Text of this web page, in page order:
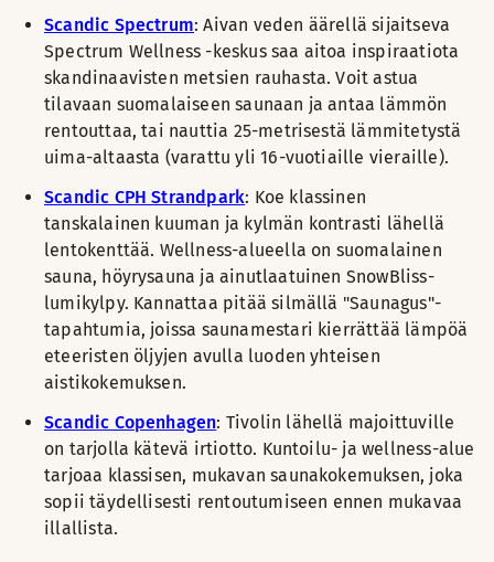
Scandic Spectrum: Aivan veden äärellä sijaitseva
Spectrum Wellness -keskus saa aitoa inspiraatiota
skandinaavisten metsien rauhasta. Voit astua
tilavaan suomalaiseen saunaan ja antaa lämmön
rentouttaa, tai nauttia 25-metrisestä lämmitetystä
uima-altaasta (varattu yli 16-vuotiaille vieraille).
Scandic CPH Strandpark: Koe klassinen
tanskalainen kuuman ja kylmän kontrasti lähellä
lentokenttää. Wellness-alueella on suomalainen
sauna, höyrysauna ja ainutlaatuinen SnowBliss-
lumikylpy. Kannattaa pitää silmällä "Saunagus"-
tapahtumia, joissa saunamestari kierrättää lämpöä
eteeristen öljyjen avulla luoden yhteisen
aistikokemuksen.
Scandic Copenhagen: Tivolin lähellä majoittuville
on tarjolla kätevä irtiotto. Kuntoilu- ja wellness-alue
tarjoaa klassisen, mukavan saunakokemuksen, joka
sopii täydellisesti rentoutumiseen ennen mukavaa
illallista.